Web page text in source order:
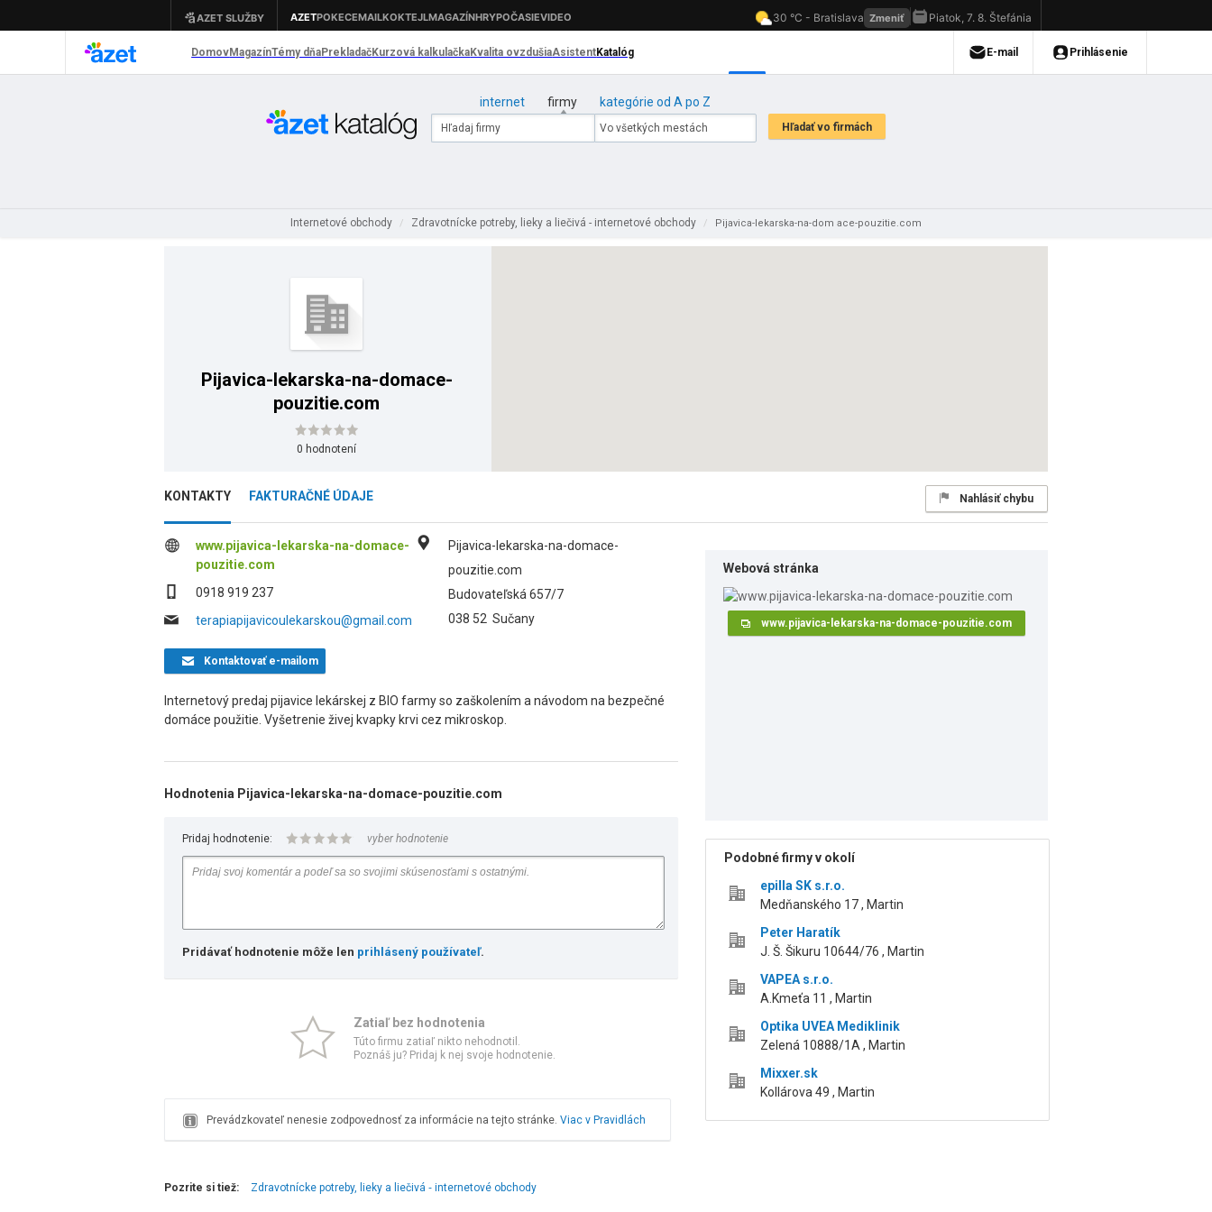
internet firmy kategórie od A po Z
Internetové obchody / Zdravotnícke potreby, lieky a liečivá - internetové obchody / Pijavica-lekarska-na-dom ace-pouzitie.com
Pijavica-lekarska-na-domace-
pouzitie.com
0 hodnotení
KONTAKTY FAKTURAČNÉ ÚDAJE Nahlásiť chybu
www.pijavica-lekarska-na-domace-
pouzitie.com
0918 919 237
terapiapijavicoulekarskou@gmail.com
Pijavica-lekarska-na-domace-
pouzitie.com
Budovateľská 657/7
038 52 Sučany
Kontaktovaťe-mailom
Internetový predaj pijavice lekárskej z BIO farmy so zaškolením a návodom na bezpečné
domáce použitie. Vyšetrenie živej kvapky krvi cez mikroskop.
Hodnotenia Pijavica-lekarska-na-domace-pouzitie.com
Pridaj hodnotenie: vyber hodnotenie
Pridávať hodnotenie môže len prihlásený používateľ.
Zatiaľ bez hodnotenia
Túto firmu zatiaľ nikto nehodnotil.
Poznáš ju? Pridaj k nej svoje hodnotenie.
Prevádzkovateľ nenesie zodpovednosť za informácie na tejto stránke. Viac v Pravidlách
Webová stránka
www.pijavica-lekarska-na-domace-pouzitie.com
Podobné firmy v okolí
epilla SK s.r.o.
Medňanského 17 , Martin
Peter Haratík
J. Š. Šikuru 10644/76 , Martin
VAPEA s.r.o.
A.Kmeťa 11 , Martin
Optika UVEA Mediklinik
Zelená 10888/1A , Martin
Mixxer.sk
Kollárova 49 , Martin
Pozrite si tiež: Zdravotnícke potreby, lieky a liečivá ‑ internetové obchody